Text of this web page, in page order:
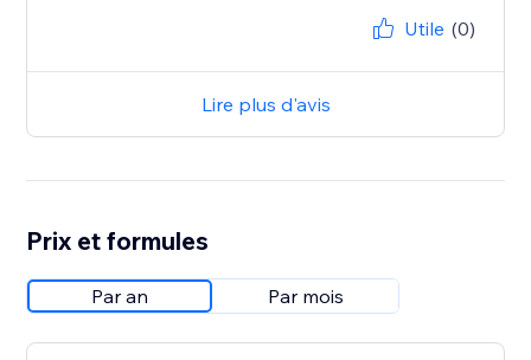
Utile (0)
Lire plus d'avis
Prix et formules
Par an Par mois